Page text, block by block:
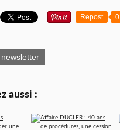
Repost 0
aussi :